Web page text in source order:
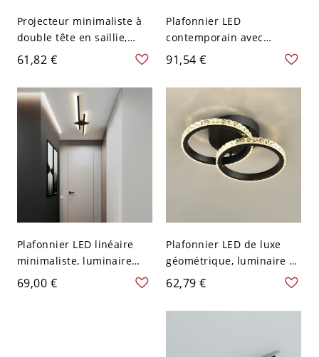
Projecteur minimaliste à
double tête en saillie,
plafonnier LED orientable
réglable - Noir Blanc 110
V-120 V
61,82 €
Plafonnier LED
contemporain avec
diffuseur acrylique étoilé
et cadre en métal brossé -
110 V-120 V Noir Carré
91,54 €
Plafonnier LED linéaire
minimaliste, luminaire
géométrique en
aluminium pour couloir,
69,00 €
Plafonnier LED de luxe
géométrique, luminaire à
texture cristalline
réglable en 3 couleurs -
Noir 110 V-120 V Cercle
62,79 €